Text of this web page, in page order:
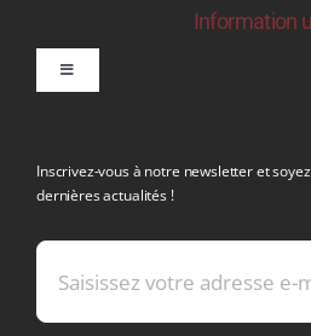
Information
Toggle
Mentions légales
Inscrivez-vous à notre newsletter et
dernières actualités !